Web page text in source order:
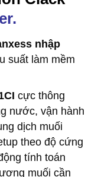
nhập
suất làm mềm
cực thông
nước, vận hành
dịch muối
theo độ cứng
tính toán
muối cần